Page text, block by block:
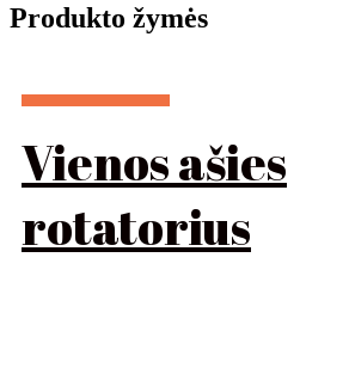
Produkto žymės
Vienos ašies
rotatorius